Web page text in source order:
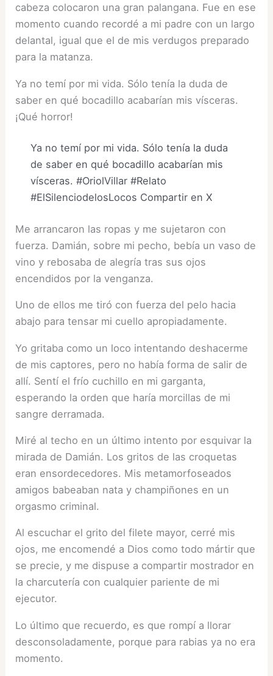
cabeza colocaron una gran palangana. Fue en ese
momento cuando recordé a mi padre con un largo
delantal, igual que el de mis verdugos preparado
para la matanza.
Ya no temí por mi vida. Sólo tenía la duda de
saber en qué bocadillo acabarían mis vísceras.
¡Qué horror!
Ya no temí por mi vida. Sólo tenía la duda
de saber en qué bocadillo acabarían mis
vísceras. #OriolVillar #Relato
#ElSilenciodelosLocos Compartir en X
Me arrancaron las ropas y me sujetaron con
fuerza. Damián, sobre mi pecho, bebía un vaso de
vino y rebosaba de alegría tras sus ojos
encendidos por la venganza.
Uno de ellos me tiró con fuerza del pelo hacia
abajo para tensar mi cuello apropiadamente.
Yo gritaba como un loco intentando deshacerme
de mis captores, pero no había forma de salir de
allí. Sentí el frío cuchillo en mi garganta,
esperando la orden que haría morcillas de mi
sangre derramada.
Miré al techo en un último intento por esquivar la
mirada de Damián. Los gritos de las croquetas
eran ensordecedores. Mis metamorfoseados
amigos babeaban nata y champiñones en un
orgasmo criminal.
Al escuchar el grito del filete mayor, cerré mis
ojos, me encomendé a Dios como todo mártir que
se precie, y me dispuse a compartir mostrador en
la charcutería con cualquier pariente de mi
ejecutor.
Lo último que recuerdo, es que rompí a llorar
desconsoladamente, porque para rabias ya no era
momento.